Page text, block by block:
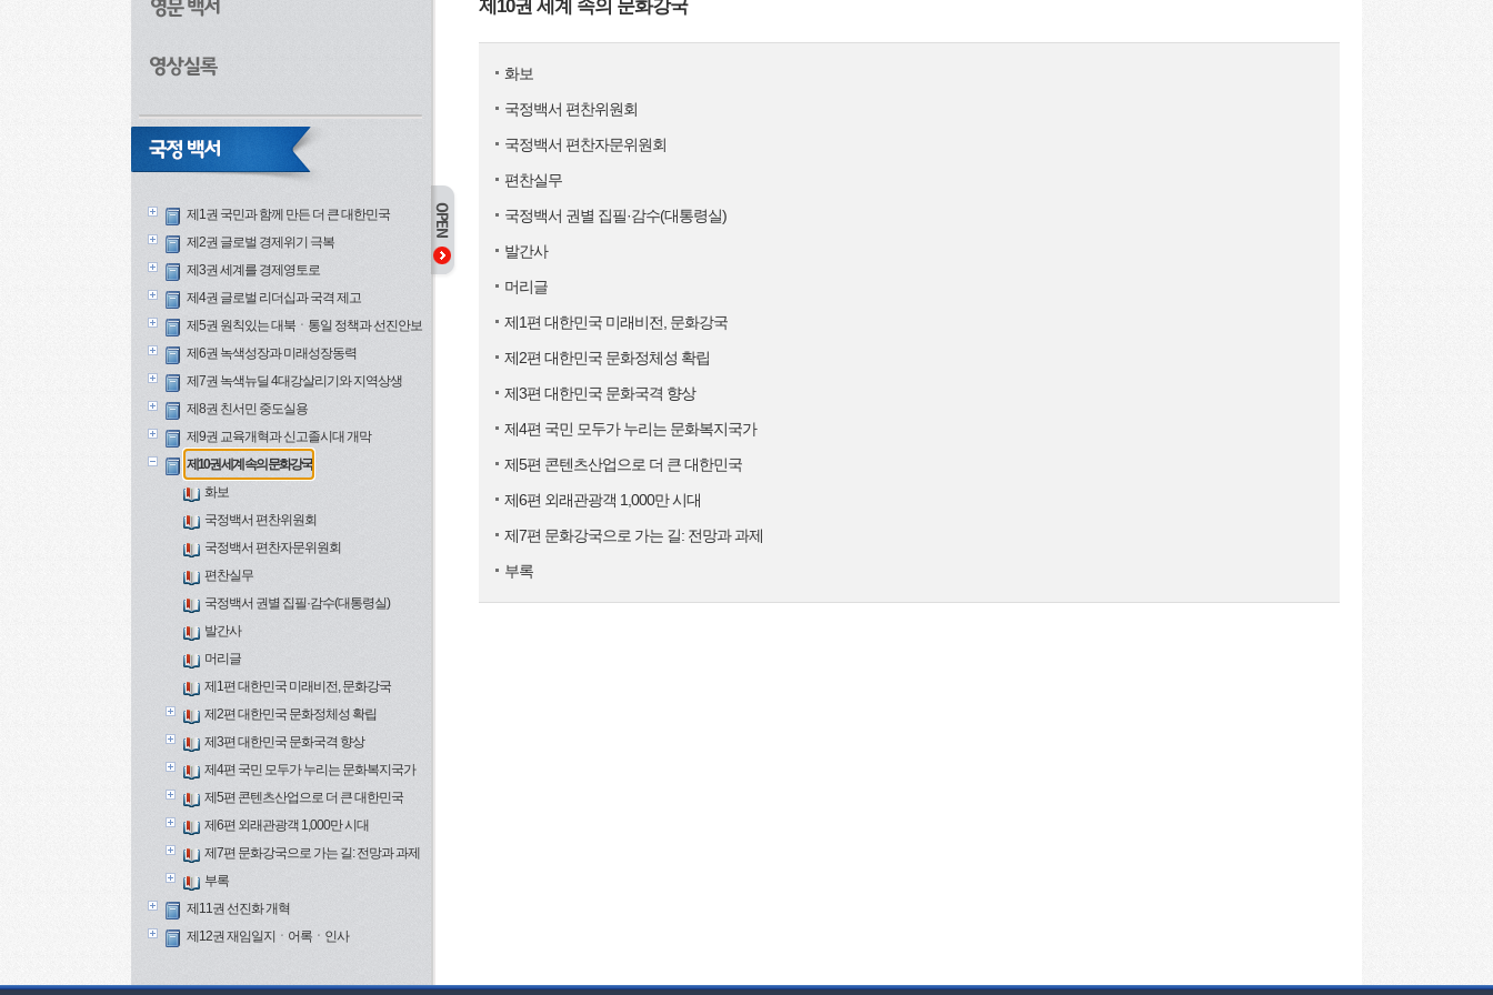
제1권 국민과 함께 만든 더 큰 대한민국
제2권 글로벌 경제위기 극복
제3권 세계를 경제영토로
제4권 글로벌 리더십과 국격 제고
제5권 원칙있는 대북ㆍ통일 정책과 선진안보
제6권 녹색성장과 미래성장동력
제7권 녹색뉴딜 4대강살리기와 지역상생
제8권 친서민 중도실용
제9권 교육개혁과 신고졸시대 개막
제10권 세계 속의 문화강국
화보
국정백서 편찬위원회
국정백서 편찬자문위원회
편찬실무
국정백서 권별 집필·감수(대통령실)
발간사
머리글
제1편 대한민국 미래비전, 문화강국
제2편 대한민국 문화정체성 확립
제3편 대한민국 문화국격 향상
제4편 국민 모두가 누리는 문화복지국가
제5편 콘텐츠산업으로 더 큰 대한민국
제6편 외래관광객 1,000만 시대
제7편 문화강국으로 가는 길: 전망과 과제
부록
제11권 선진화 개혁
제12권 재임일지ㆍ어록ㆍ인사
제10권 세계 속의 문화강국
화보
국정백서 편찬위원회
국정백서 편찬자문위원회
편찬실무
국정백서 권별 집필·감수(대통령실)
발간사
머리글
제1편 대한민국 미래비전, 문화강국
제2편 대한민국 문화정체성 확립
제3편 대한민국 문화국격 향상
제4편 국민 모두가 누리는 문화복지국가
제5편 콘텐츠산업으로 더 큰 대한민국
제6편 외래관광객 1,000만 시대
제7편 문화강국으로 가는 길: 전망과 과제
부록